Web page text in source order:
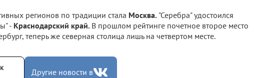
регионов по традиции стала Москва. "Серебра" удостоился
- Краснодарский край. В прошлом рейтинге почетное второе место
теперь же северная столица лишь на четвертом месте.
Другие новости в